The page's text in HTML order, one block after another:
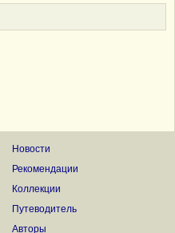
Новости
Рекомендации
Коллекции
Путеводитель
Авторы